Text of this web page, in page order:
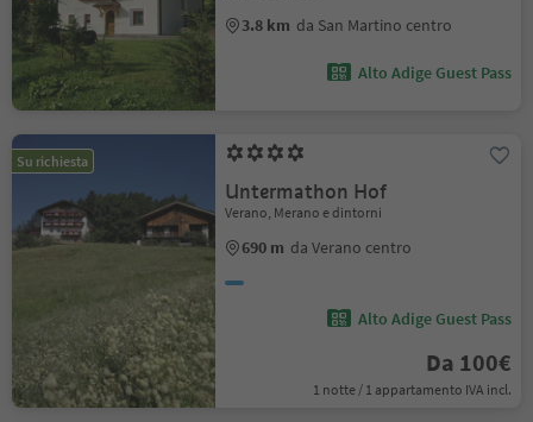
3.8 km da San Martino centro
Alto Adige Guest Pass
Su richiesta
Untermathon Hof
Verano, Merano e dintorni
690 m da Verano centro
Alto Adige Guest Pass
Da 100€
1 notte / 1 appartamento IVA incl.